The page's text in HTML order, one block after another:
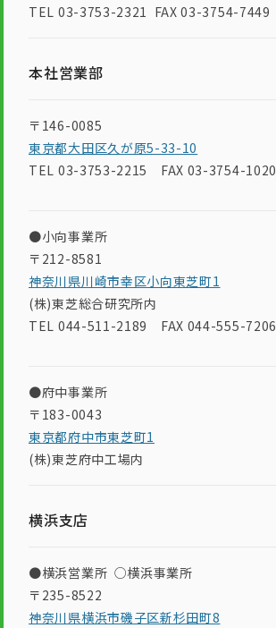
TEL 03-3753-2321 FAX 03-3754-7449
本社営業部
〒146-0085
東京都大田区久が原5-33-10
TEL 03-3753-2215 FAX 03-3754-1020
●小向事業所
〒212-8581
神奈川県川崎市幸区小向東芝町1
(株)東芝総合研究所内
TEL 044-511-2189 FAX 044-555-7206
●府中事業所
〒183-0043
東京都府中市東芝町1
(株)東芝府中工場内
横浜支店
●横浜営業所 ○横浜事業所
〒235-8522
神奈川県横浜市磯子区新杉田町8